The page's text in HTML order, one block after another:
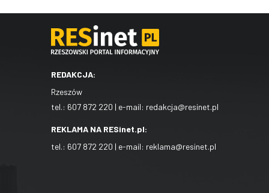
REDAKCJA:
Rzeszów
tel.: 607 872 220 | e-mail: redakcja@resinet.pl
REKLAMA NA RESinet.pl:
tel.: 607 872 220 | e-mail: reklama@resinet.pl